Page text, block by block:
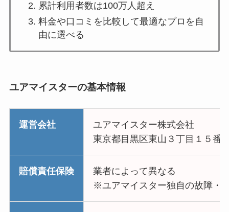
累計利用者数は100万人超え
料金や口コミを比較して最適なプロを自
由に選べる
ユアマイスターの基本情報
運営会社
ユアマイスター株式会社
東京都目黒区東山３丁目１５番
賠償責任保険
業者によって異なる
※ユアマイスター独自の故障・